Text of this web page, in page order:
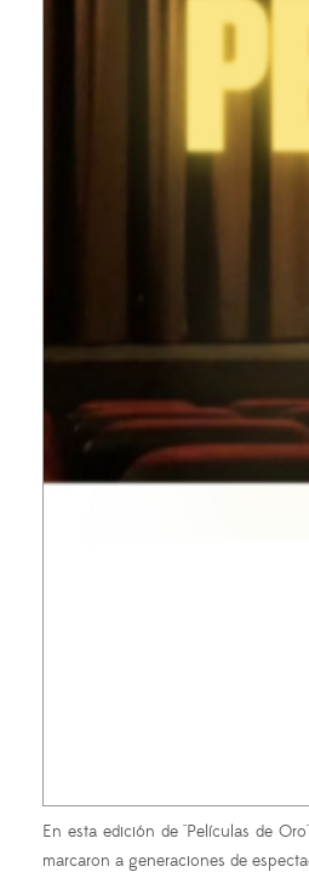
En esta edición de "Películas de
marcaron a generaciones de